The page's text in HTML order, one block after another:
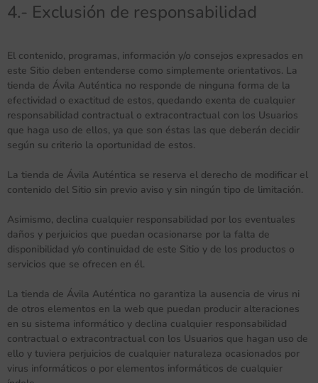
4.- Exclusión de responsabilidad
El contenido, programas, información y/o consejos expresados en
este Sitio deben entenderse como simplemente orientativos. La
tienda de Ávila Auténtica no responde de ninguna forma de la
efectividad o exactitud de estos, quedando exenta de cualquier
responsabilidad contractual o extracontractual con los Usuarios
que haga uso de ellos, ya que son éstas las que deberán decidir
según su criterio la oportunidad de estos.
La tienda de Ávila Auténtica se reserva el derecho de modificar el
contenido del Sitio sin previo aviso y sin ningún tipo de limitación.
Asimismo, declina cualquier responsabilidad por los eventuales
daños y perjuicios que puedan ocasionarse por la falta de
disponibilidad y/o continuidad de este Sitio y de los productos o
servicios que se ofrecen en él.
La tienda de Ávila Auténtica no garantiza la ausencia de virus ni
de otros elementos en la web que puedan producir alteraciones
en su sistema informático y declina cualquier responsabilidad
contractual o extracontractual con los Usuarios que hagan uso de
ello y tuviera perjuicios de cualquier naturaleza ocasionados por
virus informáticos o por elementos informáticos de cualquier